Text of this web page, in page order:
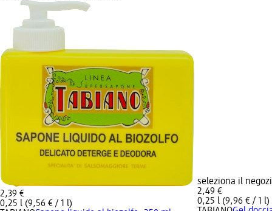
2,39 €
0,25 l (9,56 € / 1 l)
seleziona il
2,49 €
0,25 l (9,96 € / 1 l)